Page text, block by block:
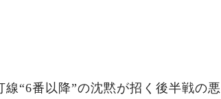
線“6番以降”の沈黙が招く後半戦の悪